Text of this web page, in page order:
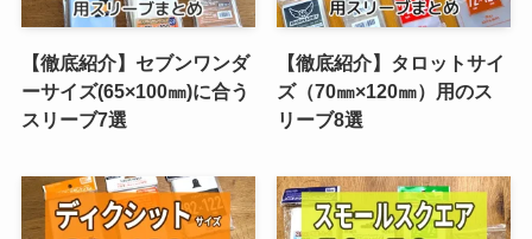
【徹底紹介】セブンワンダ
ーサイズ(65×100㎜)に合う
スリーブ7選
【徹底紹介】タロットサイ
ズ（70㎜×120㎜）用のス
リーブ8選